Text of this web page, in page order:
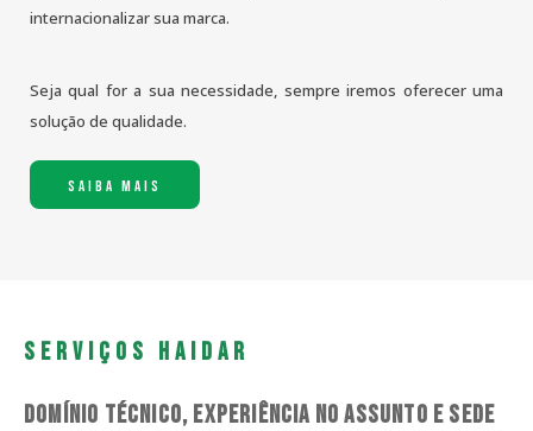
internacionalizar sua marca.
Seja qual for a sua necessidade, sempre iremos oferecer uma
solução de qualidade.
SAIBA MAIS
Serviços Haidar
Domínio técnico, experiência no assunto e sede